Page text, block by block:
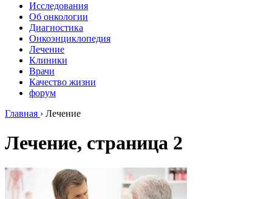
Исследования
Об онкологии
Диагностика
Онкоэнциклопедия
Лечение
Клиники
Врачи
Качество жизни
форум
Главная › Лечение
Лечение, страница 2